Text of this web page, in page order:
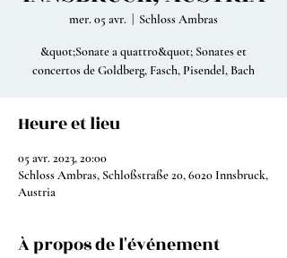
mer. 05 avr. Schloss Ambras
&quot;Sonate a quattro&quot; Sonates et
concertos de Goldberg, Fasch, Pisendel, Bach
Heure et lieu
05 avr. 2023, 20:00
Schloss Ambras, Schloßstraße 20, 6020 Innsbruck,
Austria
À propos de l'événement